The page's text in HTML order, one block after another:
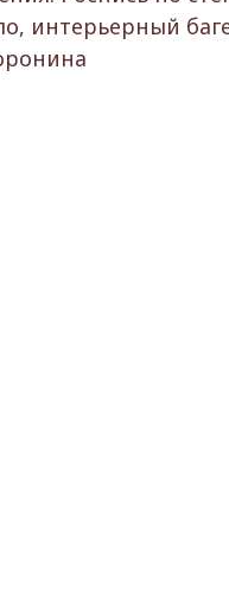
интерьерный